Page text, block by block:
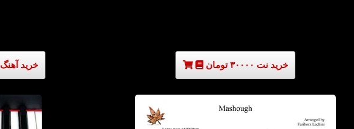
خرید آهنگ ۱۵۰۰۰ تومان خرید نت ۳۰۰۰۰ تومان